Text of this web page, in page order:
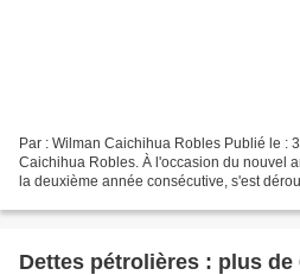
Par : Wilman Caichihua Robles Publié le :
Caichihua Robles. À l'occasion du nouvel
la deuxième année consécutive, s'est
Dettes pétrolières : plus de